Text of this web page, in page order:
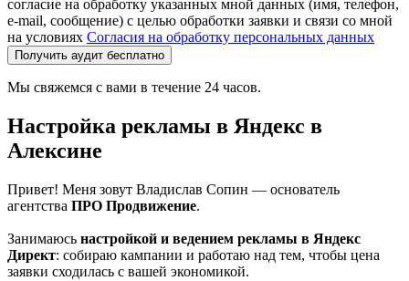
согласие на обработку указанных мной данных (имя, телефон,
e-mail, сообщение) с целью обработки заявки и связи со мной
на условиях Согласия на обработку персональных данных
Получить аудит бесплатно
Мы свяжемся с вами в течение 24 часов.
Настройка рекламы в Яндекс в
Алексине
Привет! Меня зовут Владислав Сопин — основатель
агентства ПРО Продвижение.
Занимаюсь настройкой и ведением рекламы в Яндекс
Директ: собираю кампании и работаю над тем, чтобы цена
заявки сходилась с вашей экономикой.